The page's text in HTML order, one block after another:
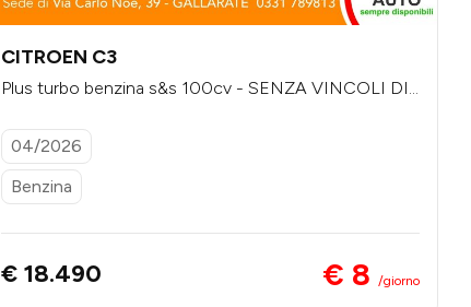
CITROEN C3
Plus turbo benzina s&s 100cv - SENZA VINCOLI DI
04/2026
Benzina
€ 18.490 € 8 /giorno